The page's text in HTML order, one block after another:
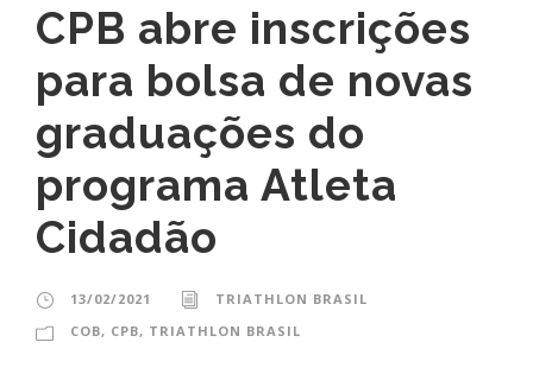
CPB abre inscrições
para bolsa de novas
graduações do
programa Atleta
Cidadão
13/02/2021
TRIATHLON BRASIL
COB, CPB, TRIATHLON BRASIL